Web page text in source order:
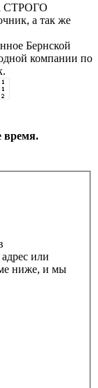
СТРОГО
а так же
Бернской
компании по
время.
или
ниже, и мы